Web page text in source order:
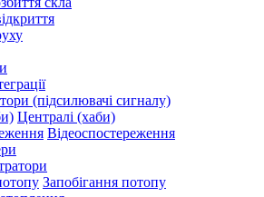
(підсилювачі сигналу)
Централі (хаби)
Відеоспостереження
Запобігання потопу